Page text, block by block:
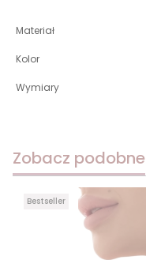
Materiał
Kolor
Wymiary
Zobacz podobne
Bestseller